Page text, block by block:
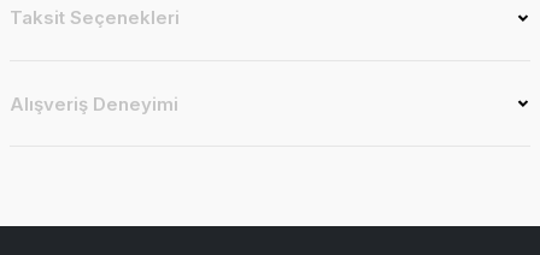
Taksit Seçenekleri
Alışveriş Deneyimi